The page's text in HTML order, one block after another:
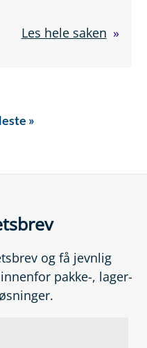
Les hele saken
»
og få jevnlig
pakke-, lager-